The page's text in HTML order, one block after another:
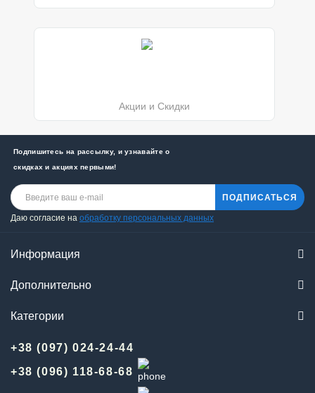
Акции и Скидки
Подпишитесь на рассылку, и узнавайте о
скидках и акциях первыми!
ПОДПИСАТЬСЯ
Даю согласие на обработку персональных данных
Информация
Дополнительно
Категории
+38 (097) 024-24-44
+38 (096) 118-68-68